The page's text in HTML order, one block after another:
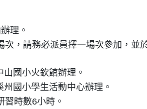
理。
，請務必派員擇一場次參加，並
國小火欽館辦理。
國小學生活動中心辦理。
時數6小時。